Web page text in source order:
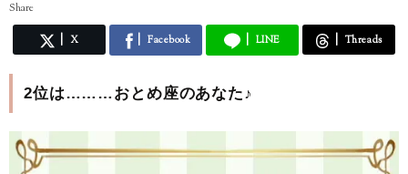
Share
X Facebook LINE Threads
2位は………おとめ座のあなた♪